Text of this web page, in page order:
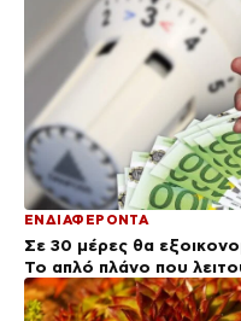
ΕΝΔΙΑΦΕΡΟΝΤΑ
Σε 30 μέρες θα
Το απλό πλάνο που